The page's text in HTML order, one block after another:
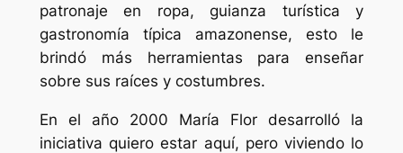
patronaje en ropa, guianza turística y
gastronomía típica amazonense, esto le
brindó más herramientas para enseñar
sobre sus raíces y costumbres.
En el año 2000 María Flor desarrolló la
iniciativa quiero estar aquí, pero viviendo lo